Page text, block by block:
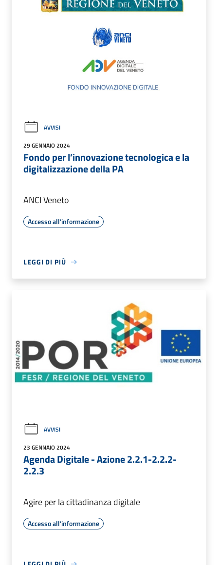
AVVISI
29 GENNAIO 2024
Fondo per l’innovazione tecnologica e la
digitalizzazione della PA
ANCI Veneto
Accesso all'informazione
LEGGI DI PIÙ
AVVISI
23 GENNAIO 2024
Agenda Digitale - Azione 2.2.1-2.2.2-
2.2.3
Agire per la cittadinanza digitale
Accesso all'informazione